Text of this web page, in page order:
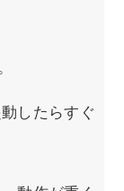
したらすぐ